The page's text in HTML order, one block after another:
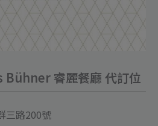
Bühner 睿麗餐廳 代訂位
三路200號